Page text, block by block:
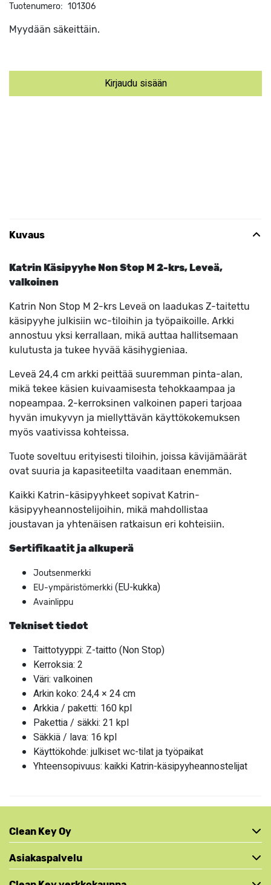
Tuotenumero: 101306
Myydään säkeittäin.
Kirjaudu sisään
Kuvaus
Katrin Käsipyyhe Non Stop M 2-krs, Leveä,
valkoinen
Katrin Non Stop M 2-krs Leveä on laadukas Z-taitettu
käsipyyhe julkisiin wc-tiloihin ja työpaikoille. Arkki
annostuu yksi kerrallaan, mikä auttaa hallitsemaan
kulutusta ja tukee hyvää käsihygieniaa.
Leveä 24,4 cm arkki peittää suuremman pinta-alan,
mikä tekee käsien kuivaamisesta tehokkaampaa ja
nopeampaa. 2-kerroksinen valkoinen paperi tarjoaa
hyvän imukyvyn ja miellyttävän käyttökokemuksen
myös vaativissa kohteissa.
Tuote soveltuu erityisesti tiloihin, joissa kävijämäärät
ovat suuria ja kapasiteetilta vaaditaan enemmän.
Kaikki Katrin-käsipyyhkeet sopivat Katrin-
käsipyyheannostelijoihin, mikä mahdollistaa
joustavan ja yhtenäisen ratkaisun eri kohteisiin.
Sertifikaatit ja alkuperä
Joutsenmerkki
EU-ympäristömerkki (EU-kukka)
Avainlippu
Tekniset tiedot
Taittotyyppi: Z-taitto (Non Stop)
Kerroksia: 2
Väri: valkoinen
Arkin koko: 24,4 × 24 cm
Arkkia / paketti: 160 kpl
Pakettia / säkki: 21 kpl
Säkkiä / lava: 16 kpl
Käyttökohde: julkiset wc-tilat ja työpaikat
Yhteensopivuus: kaikki Katrin-käsipyyheannostelijat
Clean Key Oy
Asiakaspalvelu